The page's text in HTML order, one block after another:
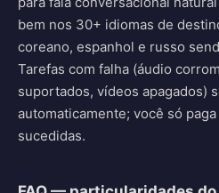
bem nos 30+ idiomas de
coreano, espanhol e russo
Tarefas com falha (áudio
suportados, vídeos apagados)
automaticamente; você só
sucedidas.